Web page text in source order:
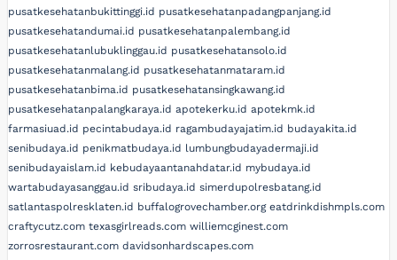
pusatkesehatanbukittinggi.id pusatkesehatanpadangpanjang.id
pusatkesehatandumai.id pusatkesehatanpalembang.id
pusatkesehatanlubuklinggau.id pusatkesehatansolo.id
pusatkesehatanmalang.id pusatkesehatanmataram.id
pusatkesehatanbima.id pusatkesehatansingkawang.id
pusatkesehatanpalangkaraya.id apotekerku.id apotekmk.id
farmasiuad.id pecintabudaya.id ragambudayajatim.id budayakita.id
senibudaya.id penikmatbudaya.id lumbungbudayadermaji.id
senibudayaislam.id kebudayaantanahdatar.id mybudaya.id
wartabudayasanggau.id sribudaya.id simerdupolresbatang.id
satlantaspolresklaten.id buffalogrovechamber.org eatdrinkdishmpls.com
craftycutz.com texasgirlreads.com williemcginest.com
zorrosrestaurant.com davidsonhardscapes.com